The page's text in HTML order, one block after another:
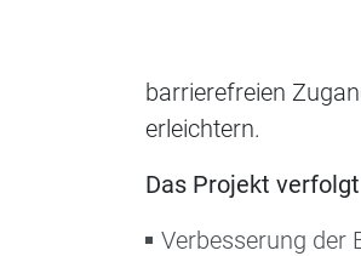
barrierefreien
erleichtern.
Das Projekt
Verbesserung der